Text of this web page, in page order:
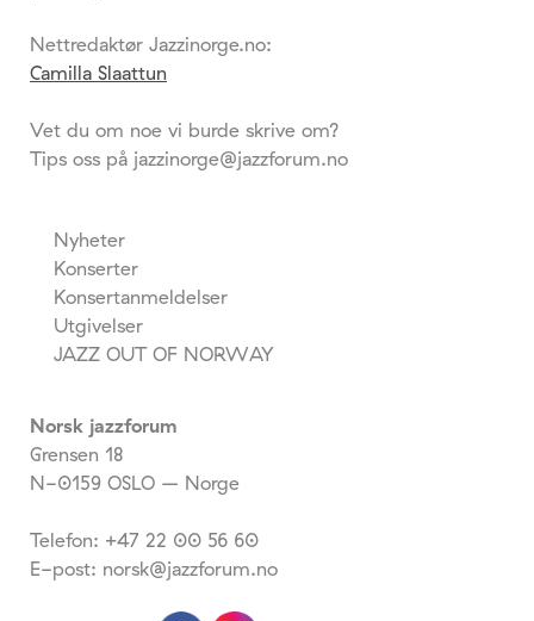
Nettredaktør Jazzinorge.no:
Camilla Slaattun
Vet du om noe vi burde skrive om?
Tips oss på jazzinorge@jazzforum.no
Nyheter
Konserter
Konsertanmeldelser
Utgivelser
JAZZ OUT OF NORWAY
Norsk jazzforum
Grensen 18
N-0159 OSLO – Norge
Telefon: +47 22 00 56 60
E-post: norsk@jazzforum.no